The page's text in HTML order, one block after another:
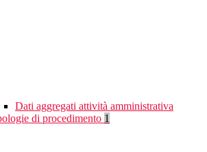
Dati aggregati attività amministrativa
di procedimento 1